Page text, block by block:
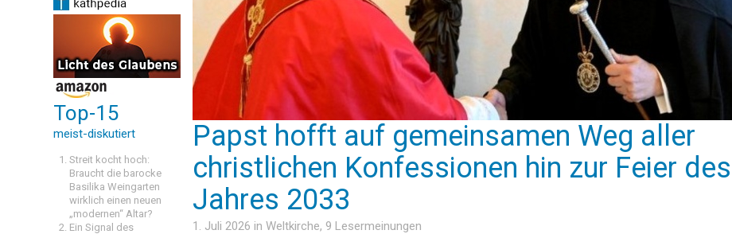
Top-15
meist-diskutiert
Streit kocht hoch:
Braucht die barocke
Basilika Weingarten
wirklich einen neuen
„modernen“ Altar?
Ein Signal des
Papst hofft auf gemeinsamen Weg aller
christlichen Konfessionen hin zur Feier des
Jahres 2033
1. Juli 2026 in Weltkirche, 9 Lesermeinungen